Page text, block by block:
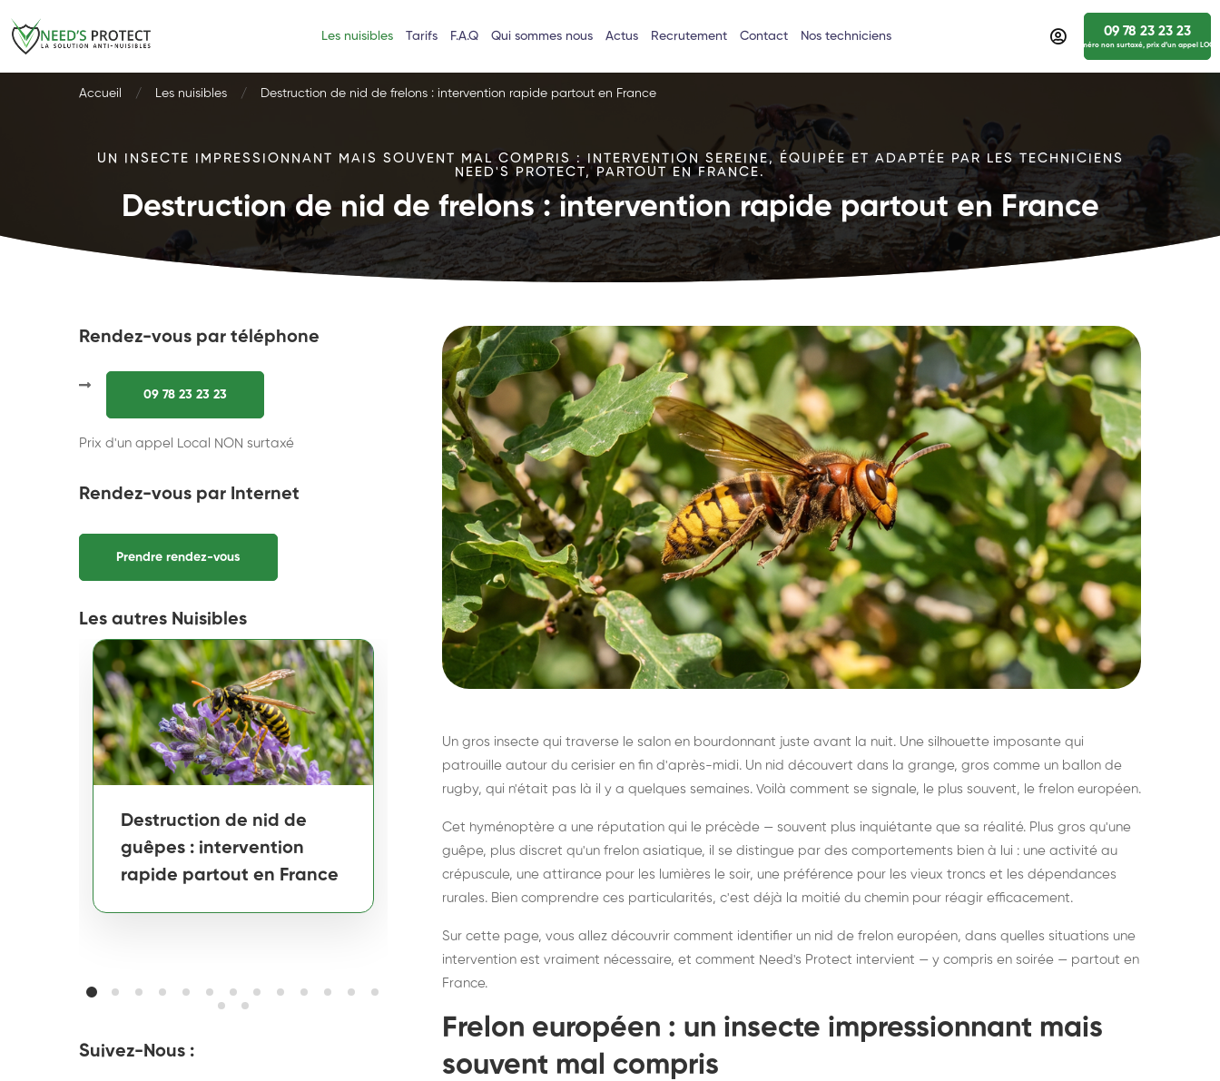
Les nuisibles Tarifs F.A.Q Qui sommes nous Actus Recrutement Contact Nos techniciens 09 78 23 23 23
numéro non surtaxé, prix d’un appel
Accueil Les nuisibles Destruction de nid de frelons : intervention rapide partout en France
UN INSECTE IMPRESSIONNANT MAIS SOUVENT MAL COMPRIS : INTERVENTION SEREINE, ÉQUIPÉE ET ADAPTÉE PAR LES TECHNICIENS
NEED'S PROTECT, PARTOUT EN FRANCE.
Destruction de nid de frelons : intervention rapide partout en France
Rendez-vous par téléphone
09 78 23 23 23
Prix d'un appel Local NON surtaxé
Rendez-vous par Internet
Prendre rendez-vous
Les autres Nuisibles
Destruction de nid de
guêpes : intervention
rapide partout en France
Destruction de nid de
frelons asiatiques :
intervention partout en
France
Dératisation : éliminer
durablement rats et
souris, partout en France
Suivez-Nous :
Un gros insecte qui traverse le salon en bourdonnant juste avant la nuit. Une silhouette imposante qui
patrouille autour du cerisier en fin d'après-midi. Un nid découvert dans la grange, gros comme un ballon de
rugby, qui n'était pas là il y a quelques semaines. Voilà comment se signale, le plus souvent, le frelon européen.
Cet hyménoptère a une réputation qui le précède — souvent plus inquiétante que sa réalité. Plus gros qu'une
guêpe, plus discret qu'un frelon asiatique, il se distingue par des comportements bien à lui : une activité au
crépuscule, une attirance pour les lumières le soir, une préférence pour les vieux troncs et les dépendances
rurales. Bien comprendre ces particularités, c'est déjà la moitié du chemin pour réagir efficacement.
Sur cette page, vous allez découvrir comment identifier un nid de frelon européen, dans quelles situations une
intervention est vraiment nécessaire, et comment Need's Protect intervient — y compris en soirée — partout en
France.
Frelon européen : un insecte impressionnant mais
souvent mal compris